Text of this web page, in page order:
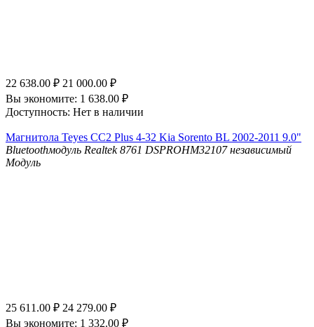
22 638.00 ₽ 21 000.00 ₽
Вы экономите: 1 638.00 ₽
Доступность: Нет в наличии
Магнитола Teyes CC2 Plus 4-32 Kia Sorento BL 2002-2011 9.0"
Bluetoothмодуль Realtek 8761 DSPROHM32107 независимый
Модуль
25 611.00 ₽ 24 279.00 ₽
Вы экономите: 1 332.00 ₽